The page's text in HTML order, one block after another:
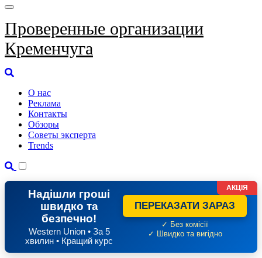
Проверенные организации
Кременчуга
О нас
Реклама
Контакты
Обзоры
Советы эксперта
Trends
Надішли гроші
швидко та
безпечно!
Western Union • За 5
хвилин • Кращий курс
ПЕРЕКАЗАТИ ЗАРАЗ
✓ Без комісії
✓ Швидко та вигідно
АКЦІЯ